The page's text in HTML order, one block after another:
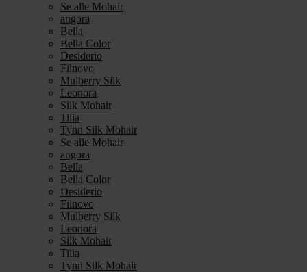
Se alle Mohair
angora
Bella
Bella Color
Desiderio
Filnovo
Mulberry Silk
Leonora
Silk Mohair
Tilia
Tynn Silk Mohair
Se alle Mohair
angora
Bella
Bella Color
Desiderio
Filnovo
Mulberry Silk
Leonora
Silk Mohair
Tilia
Tynn Silk Mohair